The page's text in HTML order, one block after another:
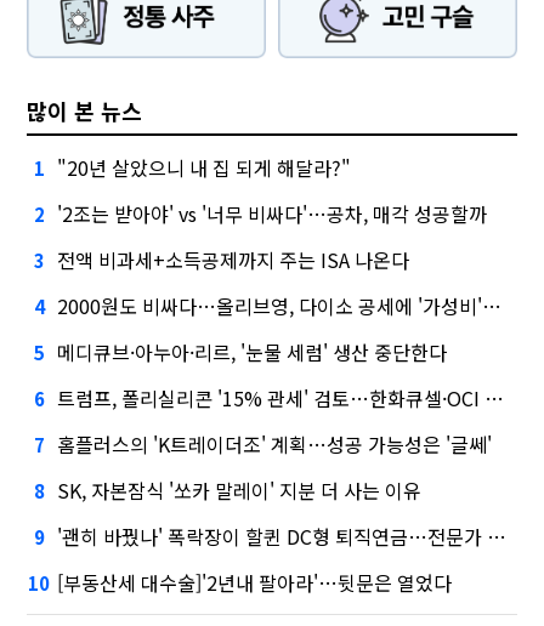
많이 본 뉴스
1 "20년 살았으니 내 집 되게 해달라?"
2 '2조는 받아야' vs '너무 비싸다'…공차, 매각 성공할까
3 전액 비과세+소득공제까지 주는 ISA 나온다
4 2000원도 비싸다…올리브영, 다이소 공세에 '가성비'로 맞불
5 메디큐브·아누아·리르, '눈물 세럼' 생산 중단한다
6 트럼프, 폴리실리콘 '15% 관세' 검토…한화큐셀·OCI 영향은?
7 홈플러스의 'K트레이더조' 계획…성공 가능성은 '글쎄'
8 SK, 자본잠식 '쏘카 말레이' 지분 더 사는 이유
9 '괜히 바꿨나' 폭락장이 할퀸 DC형 퇴직연금…전문가 조언은
10 [부동산세 대수술]'2년내 팔아라'…뒷문은 열었다